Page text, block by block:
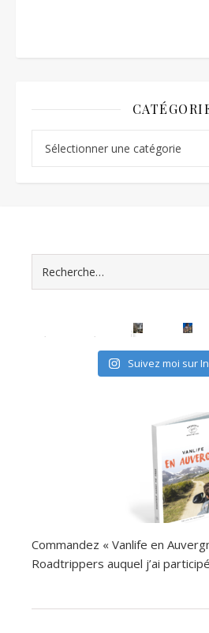
avec les (mini) kids, c'est possible
Suivez moi sur
Commandez « Vanlife en
Roadtrippers auquel j’ai